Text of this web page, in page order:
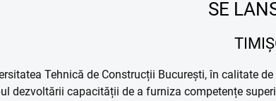
SE
Tehnică de Construcții București, în calitate
dezvoltării capacității de a furniza competențe